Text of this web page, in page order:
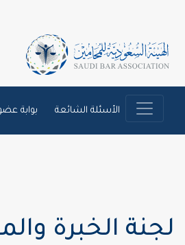
الأسئلة الشائعة بوابة
لجنة الخبرة